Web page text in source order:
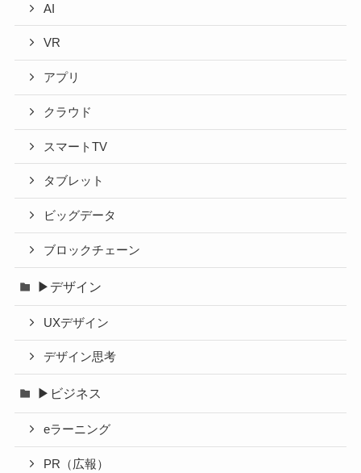
AI
VR
アプリ
クラウド
スマートTV
タブレット
ビッグデータ
ブロックチェーン
▶デザイン
UXデザイン
デザイン思考
▶ビジネス
eラーニング
PR（広報）